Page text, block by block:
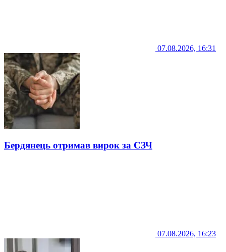
07.08.2026, 16:31
Бердянець отримав вирок за СЗЧ
07.08.2026, 16:23